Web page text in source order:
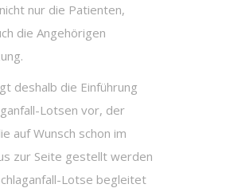
nur die Patienten,
die Angehörigen
deshalb die Einführung
Lotsen vor, der
auf Wunsch schon im
zur Seite gestellt werden
Lotse begleitet